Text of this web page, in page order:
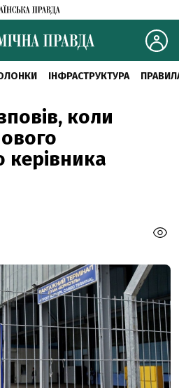
ІНФРАСТРУКТУРА
коли
керівника